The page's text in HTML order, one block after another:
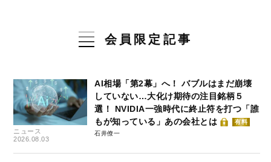
会員限定記事
ニュース
2026.08.03
AI相場「第2幕」へ！ バブルはまだ崩壊
していない…大化け期待の注目銘柄５
選！ NVIDIA一強時代に終止符を打つ「誰
もが知っている」あの会社とは
有料
石井僚一